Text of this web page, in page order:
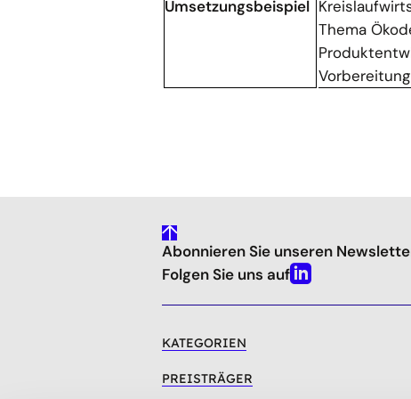
Umsetzungsbeispiel
Thema
gehe
nach
oben
Abonnieren Sie unseren
Folgen Sie uns aufLinkedin
KATEGORIEN
PREISTRÄGER